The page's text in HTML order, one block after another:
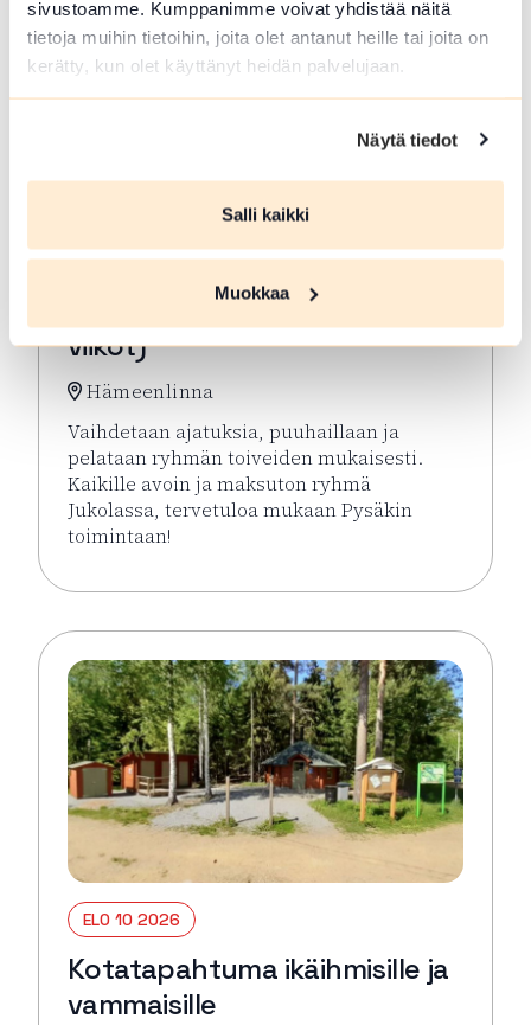
sivustoamme. Kumppanimme voivat yhdistää näitä
tietoja muihin tietoihin, joita olet antanut heille tai joita on
kerätty, kun olet käyttänyt heidän palvelujaan.
Näytä tiedot
Salli kaikki
Muokkaa
ELO 10 2026
Virkeyttä Viikkoon (parittomat
viikot)
Hämeenlinna
Vaihdetaan ajatuksia, puuhaillaan ja
pelataan ryhmän toiveiden mukaisesti.
Kaikille avoin ja maksuton ryhmä
Jukolassa, tervetuloa mukaan Pysäkin
toimintaan!
Lue lisää tapahtumasta Virkeyttä Viikkoon
ELO 10 2026
Kotatapahtuma ikäihmisille ja
vammaisille